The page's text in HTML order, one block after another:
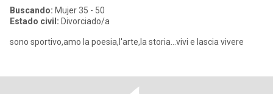
Buscando: Mujer 35 - 50
Estado civil: Divorciado/a
sono sportivo,amo la poesia,l'arte,la storia...vivi e lascia vivere